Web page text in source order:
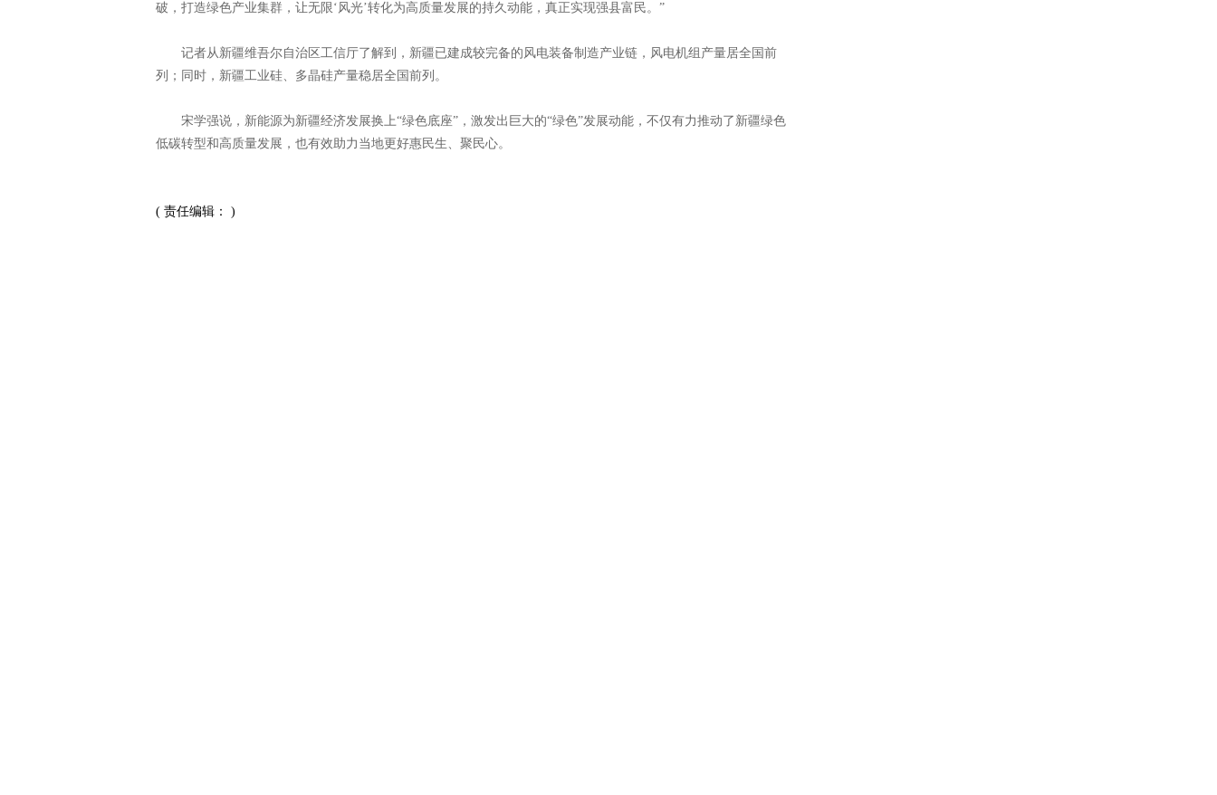
破，打造绿色产业集群，让无限‘风光’转化为高质量发展的持久动能，真正实现强县富民。”
记者从新疆维吾尔自治区工信厅了解到，新疆已建成较完备的风电装备制造产业链，风电机组产量居全国前
列；同时，新疆工业硅、多晶硅产量稳居全国前列。
宋学强说，新能源为新疆经济发展换上“绿色底座”，激发出巨大的“绿色”发展动能，不仅有力推动了新疆绿色
低碳转型和高质量发展，也有效助力当地更好惠民生、聚民心。
( 责任编辑： )